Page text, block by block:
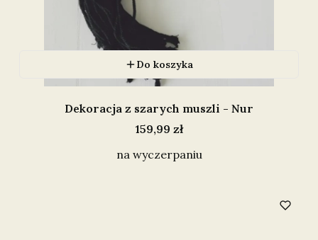
Do koszyka
Dekoracja z szarych muszli - Nur
Cena
159,99 zł
na wyczerpaniu